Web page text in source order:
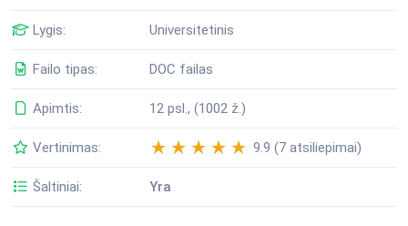
Lygis: Universitetinis
Failo tipas: DOC failas
Apimtis: 12 psl., (1002 ž.)
Vertinimas: 9.9 (7 atsiliepimai)
Šaltiniai: Yra